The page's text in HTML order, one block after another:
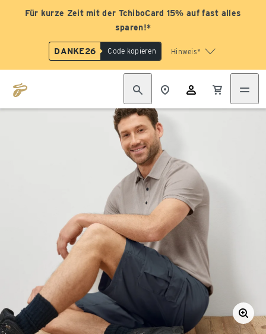
Für kurze Zeit mit der TchiboCard 15% auf fast alles
sparen!*
DANKE26 Code kopieren Hinweis*